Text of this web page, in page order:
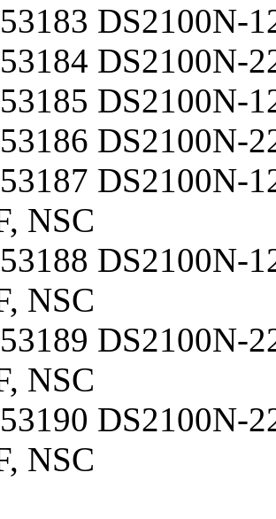
DS2100N-
DS2100N-
DS2100N-
DS2100N-
DS2100N-
NSC
DS2100N-
NSC
DS2100N-
NSC
DS2100N-
NSC